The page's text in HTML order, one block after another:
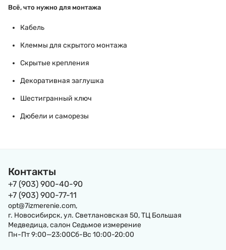
Всё, что нужно для монтажа
Кабель
Клеммы для скрытого монтажа
Скрытые крепления
Декоративная заглушка
Шестигранный ключ
Дюбели и саморезы
Контакты
+7 (903) 900-40-90
+7 (903) 900-77-11
opt@7izmerenie.com,
г. Новосибирск, ул. Светлановская 50, ТЦ Большая
Медведица, салон Седьмое измерение
Пн-Пт 9:00—23:00Сб-Вс 10:00-20:00